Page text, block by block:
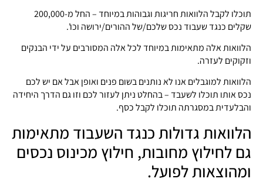
תוכלו לקבל הלוואות חריגות וגבוהות במיוחד – החל מ-200,000
שקלים כנגד שעבוד נכס שלכם/של ההורים/ירושה וכו'.
הלוואות אלה מתאימות במיוחד לכל אלה המסורבים על ידי הבנקים
וזקוקים לעזרה.
הלוואות למוגבלים אנו לא נותנים בשום פנים ואופן אבל אם יש לכם
נכס אותו תוכלו לשעבד – בהחלט ניתן לעזור לכם וזו גם הדרך היחידה
והבלעדית במסגרתה תוכלו לקבל כסף.
הלוואות גדולות כנגד השעבוד מתאימות
גם לחילוץ מחובות, חילוץ מכינוס נכסים
ומהוצאות לפועל.